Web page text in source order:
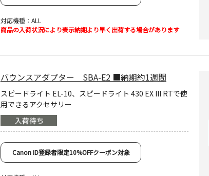
対応機種：ALL
商品の入荷状況により表示納期より早く出荷する場合があります
バウンスアダプター SBA-E2 ■納期約1週間
スピードライト EL-10、スピードライト 430 EX III RTで使
用できるアクセサリー
Canon ID登録者限定10%OFFクーポン対象